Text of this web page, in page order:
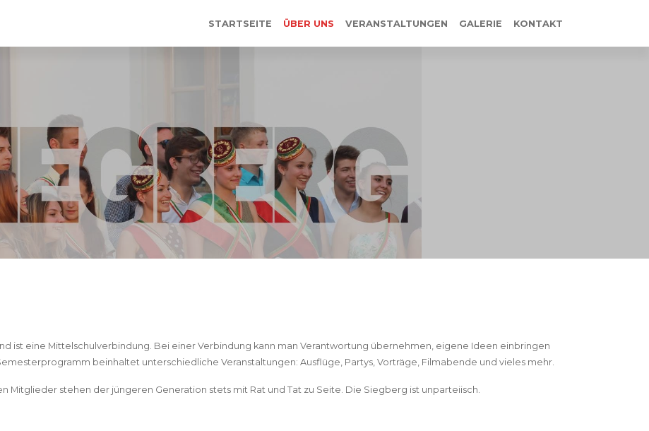
STARTSEITE ÜBER UNS VERANSTALTUNGEN GALERIE KONTAKT
ist eine Mittelschulverbindung. Bei einer Verbindung kann man Verantwortung übernehmen, eigene Ideen einbringen
beinhaltet unterschiedliche Veranstaltungen: Ausflüge, Partys, Vorträge, Filmabende und vieles mehr.
Mitglieder stehen der jüngeren Generation stets mit Rat und Tat zu Seite. Die Siegberg ist unparteiisch.